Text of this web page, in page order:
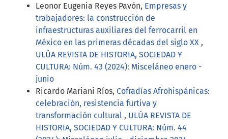
Leonor Eugenia Reyes Pavón, Empresas y
trabajadores: la construcción de
infraestructuras auxiliares del ferrocarril en
México en las primeras décadas del siglo XX ,
ULÚA REVISTA DE HISTORIA, SOCIEDAD Y
CULTURA: Núm. 43 (2024): Misceláneo enero -
junio
Ricardo Mariani Ríos, Cofradías Afrohispánicas:
celebración, resistencia furtiva y
transformación cultural , ULÚA REVISTA DE
HISTORIA, SOCIEDAD Y CULTURA: Núm. 44